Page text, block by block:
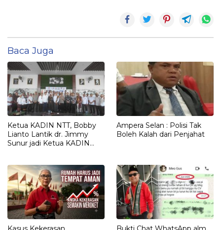
Baca Juga
Ketua KADIN NTT, Bobby
Lianto Lantik dr. Jimmy
Sunur jadi Ketua KADIN
Ampera Selan : Polisi Tak
Boleh Kalah dari Penjahat